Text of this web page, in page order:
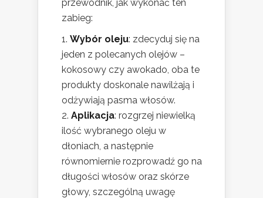
przewodnik, jak wykonać ten
zabieg:
Wybór oleju: zdecyduj się na
jeden z polecanych olejów –
kokosowy czy awokado, oba te
produkty doskonale nawilżają i
odżywiają pasma włosów.
Aplikacja: rozgrzej niewielką
ilość wybranego oleju w
dłoniach, a następnie
równomiernie rozprowadź go na
długości włosów oraz skórze
głowy, szczególną uwagę